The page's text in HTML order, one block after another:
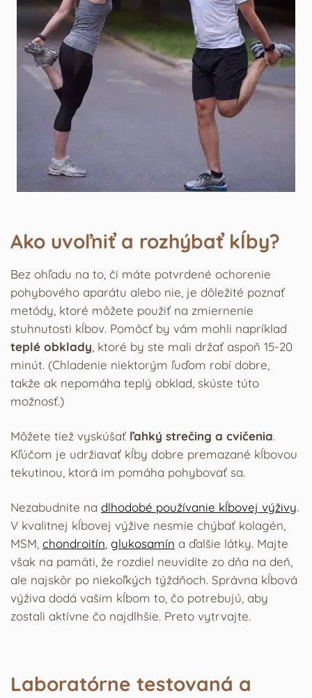
Ako uvoľniť a rozhýbať kĺby?
Bez ohľadu na to, či máte potvrdené ochorenie
pohybového aparátu alebo nie, je dôležité poznať
metódy, ktoré môžete použiť na zmiernenie
stuhnutosti kĺbov. Pomôcť by vám mohli napríklad
teplé obklady, ktoré by ste mali držať aspoň 15-20
minút. (Chladenie niektorým ľuďom robí dobre,
takže ak nepomáha teplý obklad, skúste túto
možnosť.)
Môžete tiež vyskúšať ľahký strečing a cvičenia.
Kľúčom je udržiavať kĺby dobre premazané kĺbovou
tekutinou, ktorá im pomáha pohybovať sa.
Nezabudnite na dlhodobé používanie kĺbovej výživy.
V kvalitnej kĺbovej výžive nesmie chýbať kolagén,
MSM, chondroitín, glukosamín a ďalšie látky. Majte
však na pamäti, že rozdiel neuvidíte zo dňa na deň,
ale najskôr po niekoľkých týždňoch. Správna kĺbová
výživa dodá vašim kĺbom to, čo potrebujú, aby
zostali aktívne čo najdlhšie. Preto vytrvajte.
Laboratórne testovaná a